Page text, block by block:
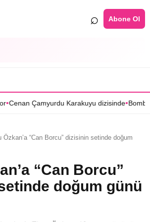
⌕ Abone Ol
dizisinde•Bomba transfer! Caner
Özkan’a “Can Borcu” dizisinin setinde doğum
“Can Borcu”
doğum günü